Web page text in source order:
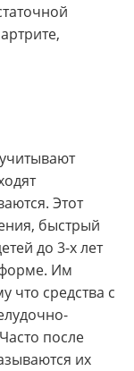
Этот
быстрый
до 3-х лет
Им
что средства с
после
их